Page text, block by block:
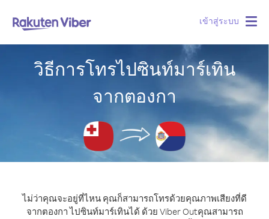
เข้าสู่ระบบ
วิธีการโทรไปซินท์มาร์เทิน
จากตองกา
ไม่ว่าคุณจะอยู่ที่ไหน คุณก็สามารถโทรด้วยคุณภาพเสียงที่ดี
จากตองกา ไปซินท์มาร์เทินได้ ด้วย Viber Outคุณสามารถ